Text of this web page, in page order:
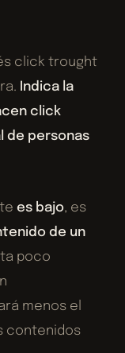
click trought
Indica la
click
de personas
es bajo, es
de un
poco
menos el
contenidos